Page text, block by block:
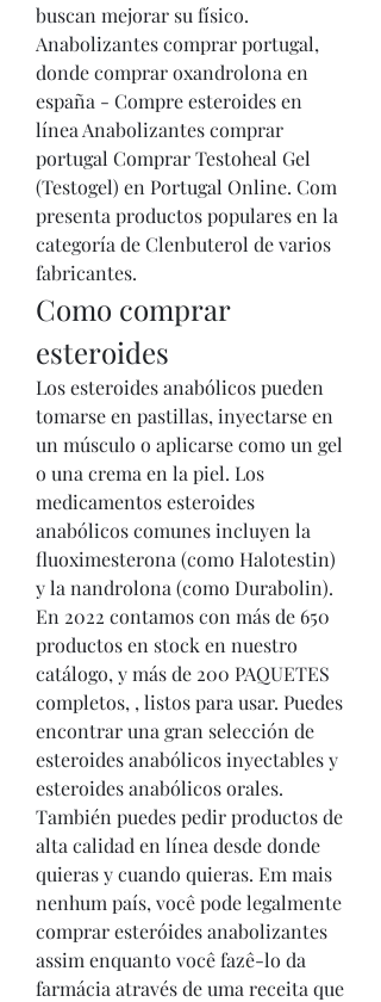
buscan mejorar su físico.
Anabolizantes comprar portugal,
donde comprar oxandrolona en
españa - Compre esteroides en
línea Anabolizantes comprar
portugal Comprar Testoheal Gel
(Testogel) en Portugal Online. Com
presenta productos populares en la
categoría de Clenbuterol de varios
fabricantes.
Como comprar
esteroides
Los esteroides anabólicos pueden
tomarse en pastillas, inyectarse en
un músculo o aplicarse como un gel
o una crema en la piel. Los
medicamentos esteroides
anabólicos comunes incluyen la
fluoximesterona (como Halotestin)
y la nandrolona (como Durabolin).
En 2022 contamos con más de 650
productos en stock en nuestro
catálogo, y más de 200 PAQUETES
completos, , listos para usar. Puedes
encontrar una gran selección de
esteroides anabólicos inyectables y
esteroides anabólicos orales.
También puedes pedir productos de
alta calidad en línea desde donde
quieras y cuando quieras. Em mais
nenhum país, você pode legalmente
comprar esteróides anabolizantes
assim enquanto você fazê-lo da
farmácia através de uma receita que